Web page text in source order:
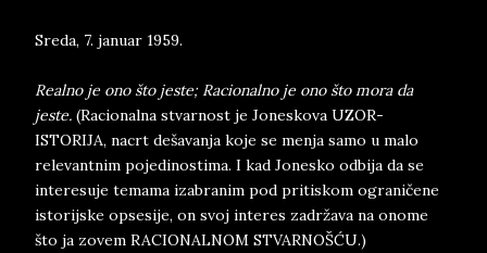
Sreda, 7. januar 1959.
Realno je ono što jeste; Racionalno je ono što mora da
jeste. (Racionalna stvarnost je Joneskova UZOR-
ISTORIJA, nacrt dešavanja koje se menja samo u malo
relevantnim pojedinostima. I kad Jonesko odbija da se
interesuje temama izabranim pod pritiskom ograničene
istorijske opsesije, on svoj interes zadržava na onome
što ja zovem RACIONALNOM STVARNOŠĆU.)